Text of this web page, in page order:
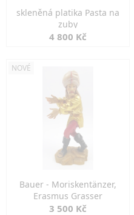
skleněná platika Pasta na
zuby
4 800 Kč
NOVÉ
Bauer - Moriskentänzer,
Erasmus Grasser
3 500 Kč